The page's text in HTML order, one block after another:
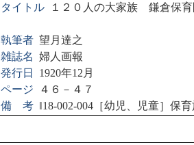
タイトル １２０人の大家族 鎌倉保
執筆者 望月達之
雑誌名 婦人画報
発行日
1920年12 月
ページ
４６－４７
備 考 ‖18-002-004［幼児、児童］保育